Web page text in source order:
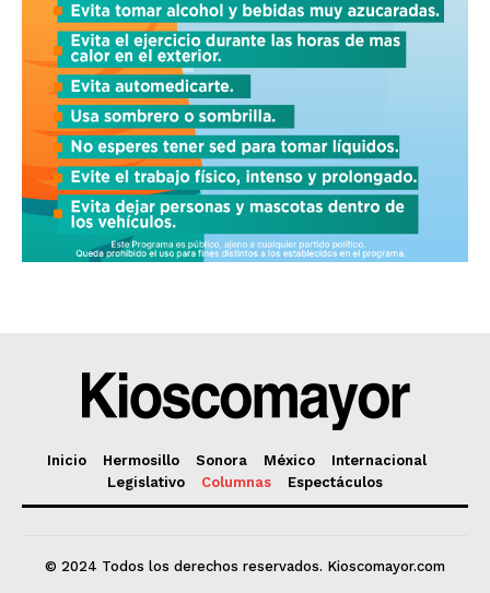
Inicio Hermosillo Sonora México
Internacional
Legislativo
Columnas Espectáculos
© 2024 Todos los derechos reservados. Kioscomayor.com